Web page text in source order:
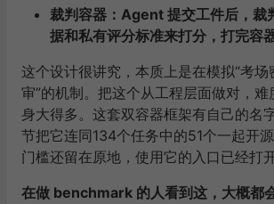
裁判容器 ：Agent 提交工件后，裁
据和私有评分标准来打分，打完容
这个设计很讲究，本质上是在模拟“考场
审”的机制。把这个从工程层面做对，难
身大得多。这套双容器框架有自己的名
节把它连同134个任务中的51个一起开
门槛还留在原地，使用它的入口已经打开
在做 benchmark 的人看到这，大概都